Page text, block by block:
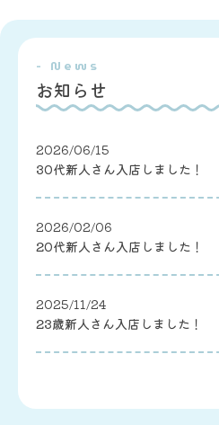
- News
お知らせ
2026/06/15
30代新人さん入店しました！
2026/02/06
20代新人さん入店しました！
2025/11/24
23歳新人さん入店しました！